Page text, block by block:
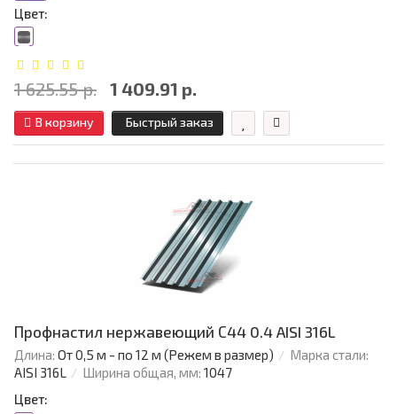
Цвет:
1 625.55 р. 1 409.91 р.
В корзину Быстрый заказ
Профнастил нержавеющий С44 0.4 AISI 316L
Длина: От 0,5 м - по 12 м (Режем в размер)
Марка стали:
AISI 316L
Ширина общая, мм: 1047
Цвет: